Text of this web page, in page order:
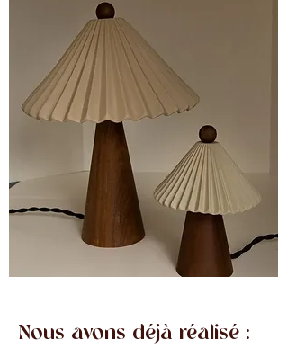
Nous avons déjà réalisé :